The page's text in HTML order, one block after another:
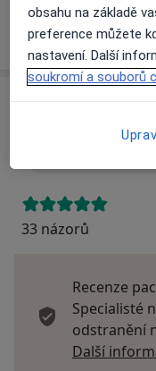
33 názorů
Recenze
Specialisté
odstranění
Další
obsahu na základě
preference můžete
nastavení. Další
soukromí a souborů